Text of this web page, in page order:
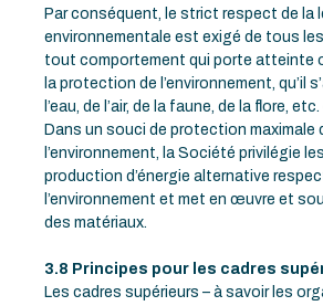
Par conséquent, le strict respect de la
environnementale est exigé de tous
tout comportement qui porte atteinte
la protection de l’environnement, qu’il
l’eau, de l’air, de la faune, de la flore,
Dans un souci de protection maximale
l’environnement, la Société privilégie
production d’énergie alternative
l’environnement et met en œuvre et
des matériaux.
3.8 Principes pour les cadres
Les cadres supérieurs – à savoir les